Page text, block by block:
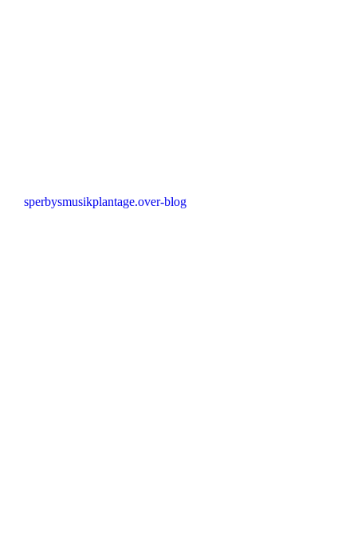
sperbysmusikplantage.over-blog